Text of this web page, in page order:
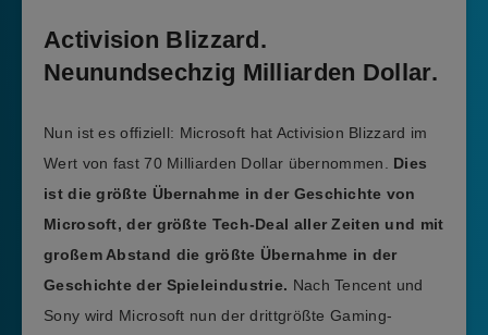
Activision Blizzard.
Neunundsechzig Milliarden Dollar.
Nun ist es offiziell: Microsoft hat Activision Blizzard im
Wert von fast 70 Milliarden Dollar übernommen. Dies
ist die größte Übernahme in der Geschichte von
Microsoft, der größte Tech-Deal aller Zeiten und mit
großem Abstand die größte Übernahme in der
Geschichte der Spieleindustrie. Nach Tencent und
Sony wird Microsoft nun der drittgrößte Gaming-